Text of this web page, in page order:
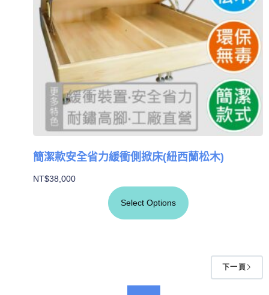
簡潔款安全省力緩衝側掀床(紐西蘭松木)
NT$38,000
Select Options
下一頁